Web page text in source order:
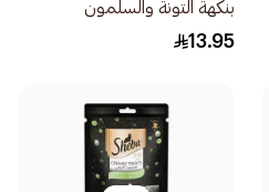
بنكهة التونة والسلمون
4×12جرام
13.95